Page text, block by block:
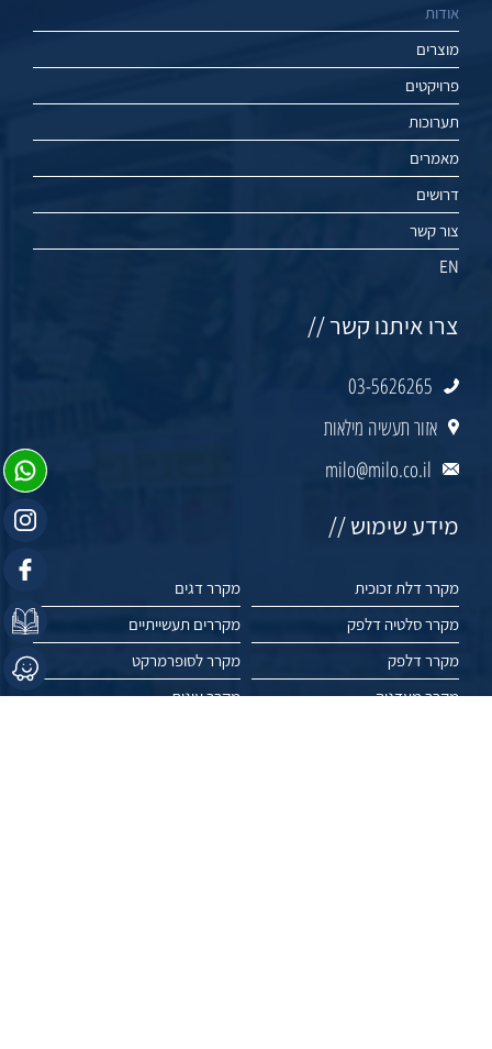
אודות
מוצרים
פרויקטים
תערוכות
מאמרים
דרושים
צור קשר
EN
צרו איתנו קשר //
03-5626265
אזור תעשיה מילאות
milo@milo.co.il
מידע שימוש //
מקרר דלת זכוכית
מקרר דגים
מקרר סלטיה דלפק
מקררים תעשייתיים
מקרר דלפק
מקרר לסופרמרקט
מקרר מעדניה
מקרר עוגות